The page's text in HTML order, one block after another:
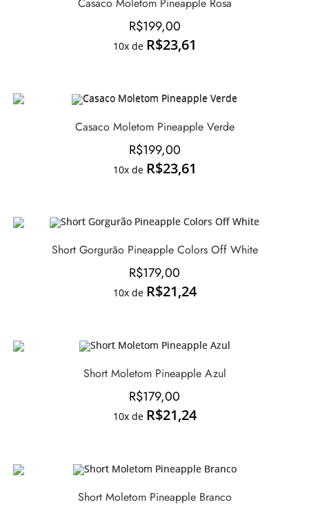
R$199,00
10x de R$23,61
Casaco Moletom Pineapple Verde
R$199,00
10x de R$23,61
Short Gorgurão Pineapple Colors Off White
R$179,00
10x de R$21,24
Short Moletom Pineapple Azul
R$179,00
10x de R$21,24
Short Moletom Pineapple Branco